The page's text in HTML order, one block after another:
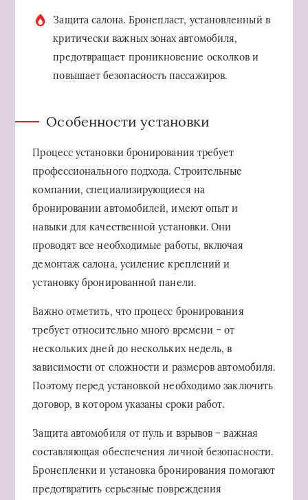
Защита салона. Бронепласт, установленный в
критически важных зонах автомобиля,
предотвращает проникновение осколков и
повышает безопасность пассажиров.
Особенности установки
Процесс установки бронирования требует
профессионального подхода. Строительные
компании, специализирующиеся на
бронировании автомобилей, имеют опыт и
навыки для качественной установки. Они
проводят все необходимые работы, включая
демонтаж салона, усиление креплений и
установку бронированной панели.
Важно отметить, что процесс бронирования
требует относительно много времени – от
нескольких дней до нескольких недель, в
зависимости от сложности и размеров автомобиля.
Поэтому перед установкой необходимо заключить
договор, в котором указаны сроки работ.
Защита автомобиля от пуль и взрывов – важная
составляющая обеспечения личной безопасности.
Бронепленки и установка бронирования помогают
предотвратить серьезные повреждения